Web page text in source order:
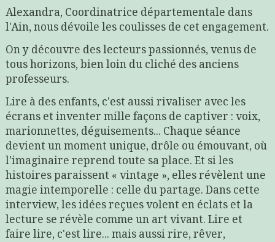
Alexandra, Coordinatrice départementale dans
l'Ain, nous dévoile les coulisses de cet engagement.
On y découvre des lecteurs passionnés, venus de
tous horizons, bien loin du cliché des anciens
professeurs.
Lire à des enfants, c'est aussi rivaliser avec les
écrans et inventer mille façons de captiver : voix,
marionnettes, déguisements... Chaque séance
devient un moment unique, drôle ou émouvant, où
l'imaginaire reprend toute sa place. Et si les
histoires paraissent « vintage », elles révèlent une
magie intemporelle : celle du partage. Dans cette
interview, les idées reçues volent en éclats et la
lecture se révèle comme un art vivant. Lire et
faire lire, c'est lire... mais aussi rire, rêver,